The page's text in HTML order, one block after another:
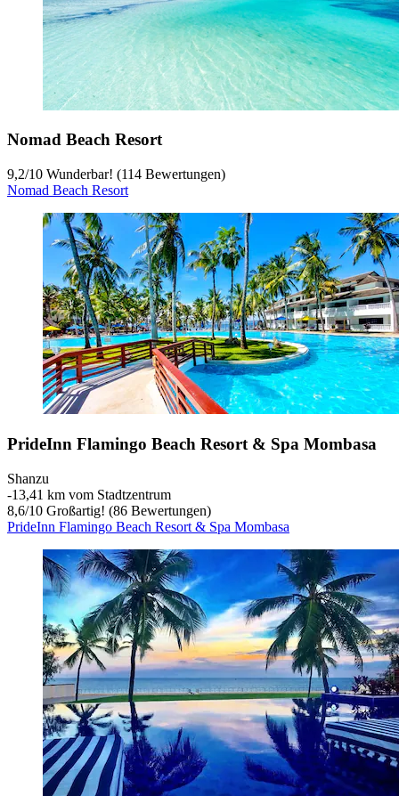
Nomad Beach Resort
9,2/10 Wunderbar! (114 Bewertungen)
Nomad Beach Resort
PrideInn Flamingo Beach Resort & Spa Mombasa
Shanzu
‐13,41 km vom Stadtzentrum
8,6/10 Großartig! (86 Bewertungen)
PrideInn Flamingo Beach Resort & Spa Mombasa